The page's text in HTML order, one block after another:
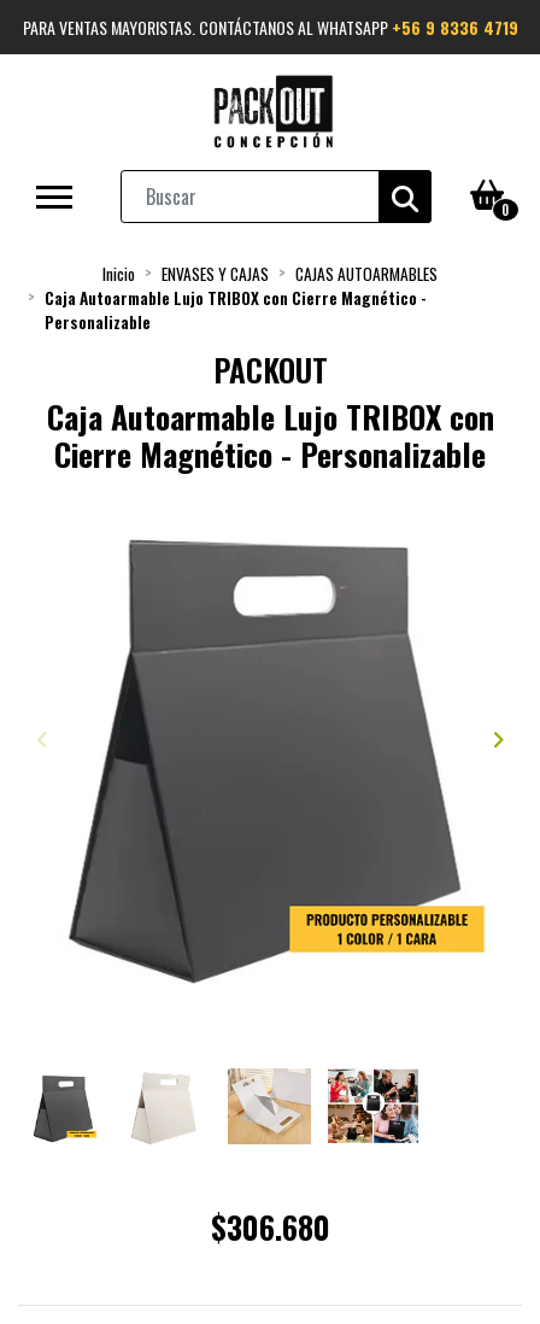
PARA VENTAS MAYORISTAS. CONTÁCTANOS AL WHATSAPP+56 9 8336 4719
0
Inicio ENVASES Y CAJAS
CAJAS AUTOARMABLES
Caja Autoarmable Lujo TRIBOX con Cierre Magnético -
Personalizable
PACKOUT
Caja Autoarmable Lujo TRIBOX con
Cierre Magnético - Personalizable
$306.680